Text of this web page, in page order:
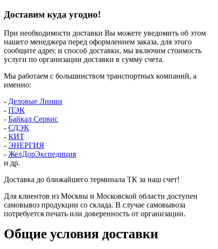
Доставим куда угодно!
При необходимости доставки Вы можете уведомить об этом
нашего менеджера перед оформлением заказа, для этого
сообщите адрес и способ доставки, мы включим стоимость
услуги по организации доставки в сумму счета.
Мы работаем с большинством транспортных компаний, а
именно:
- Деловые Линии
- ПЭК
- Байкал Сервис
- СДЭК
- КИТ
- ЭНЕРГИЯ
- ЖелДорЭкспедиция
и др.
Доставка до ближайшего терминала ТК за наш счет!
Для клиентов из Москвы и Московской области доступен
самовывоз продукции со склада. В случае самовывоза
потребуется печать или доверенность от организации.
Общие условия доставки